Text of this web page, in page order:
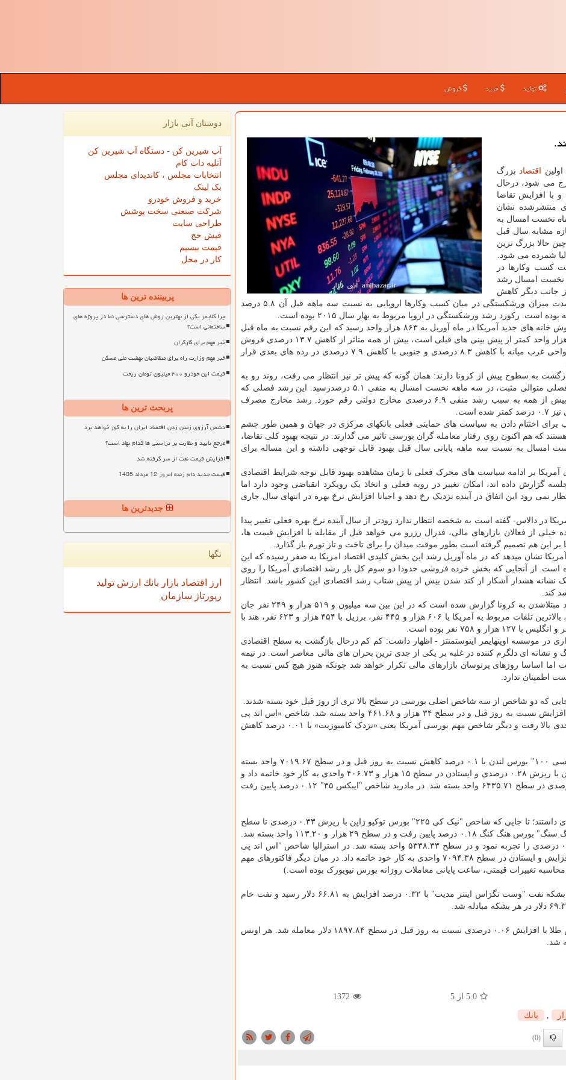
تولید خرید فروش
اقتصادبزرگ
می شود، درحال
با افزایش تقاضا
منتشرشده نشان
نخست امسال به
مشابه سال قبل
میدهد. چین حالا بزرگ ترین
شمرده می شود.
کسب وکارها در
نخست امسال رشد
بوده است. از جانب دیگر کاهش
مخارج مصرف کنندگان سبب شده تا طی همین مدت میزان ورشکستگی در میان کسب وکارها اروپایی به نسبت سه ماهه قبل آن ۵.۸ درصد
رکورد رشد ورشکستگی در اروپا مربوط به بهار سال ۲۰۱۵ بوده است.
با وجود افزایش سطح کارهای اقتصادی، میزان فروش خانه های جدید آمریکا در ماه آوریل به ۸۶۳ هزار واحد رسید که این رقم نسبت به ماه قبل
آن ۵.۹ درصد کاهش یافته است. این رقم که ۱۲۷ هزار واحد کمتر از پیش بینی های قبلی است، بیش از همه متاثر از کاهش ۱۳.۷ درصدی فروش
خانه در مناطق شمال شرقی رقم خورده است. نواحی غرب میانه با کاهش ۸.۳ درصدی و جنوبی با کاهش ۷.۹ درصدی در رده های بعدی قرار
به سطوح پیش از کرونا دارند: همان گونه که پیش تر نیز انتظار می رفت، روند رو به
رشد اقتصاد ژاپن متوقف گردید و بعد از دو رشد فصلی متوالی مثبت، در سه ماهه نخست امسال به منفی ۵.۱ درصدرسید. این رشد فصلی که
۷.۴ درصد کمتر از رشد دوره مشابه قبل است، بیش از همه به سبب رشد منفی ۶.۹ درصدی مخارج دولتی رقم خورد. رشد مخارج مصرف
برای اختتام دادن به سیاست های حمایتی فعلی بانکهای مرکزی در جهان و همین طور چشم
که هم اکنون روی رفتار معامله گران بورسی تاثیر می گذارند. در نتیجه بهبود کلی تقاضا،
امسال به نسبت سه ماهه پایانی سال قبل بهبود قابل توجهی داشته و این مساله برای
آمریکا بر ادامه سیاست های محرک فعلی تا زمان مشاهده بهبود قابل توجه شرایط اقتصادی
گزارش داده اند، امکان تغییر در رویه فعلی و اتخاذ یک رویکرد انقباضی وجود دارد اما
نمی رود این اتفاق در آینده نزدیک رخ دهد و احیانا افزایش نرخ بهره در انتهای سال جاری
در دالاس- گفته است به شخصه انتظار ندارد زودتر از سال آینده نرخ بهره فعلی تغییر پیدا
از فعالان بازارهای مالی، فدرال رزرو می خواهد قبل از مقابله با افزایش قیمت ها،
بر این هم تصمیم گرفته است بطور موقت میدان را برای تاخت و تاز تورم باز گذارد.
نشان میدهد که در ماه آوریل رشد این بخش کلیدی اقتصاد امریکا به صفر رسیده که این
است. از آنجایی که بخش خرده فروشی حدودا دو سوم کل بار رشد اقتصادی آمریکا را روی
هشدار آشکار از کند شدن بیش از پیش شتاب رشد اقتصادی این کشور باشد. انتظار
کند.
تا حالا بیش از ۱۶۹ میلیون و ۴۲۵ هزار و ۹۱۲ مورد مبتلاشدن به کرونا گزارش شده است که در این بین سه میلیون و ۵۱۹ هزار و ۲۴۹ نفر جان
خودرا از دست داده اند. در میان کشورهای مختلف، بالاترین تلفات مربوط به آمریکا با ۶۰۶ هزار و ۴۴۵ نفر، برزیل با ۴۵۴ هزار و ۶۲۳ نفر، هند با
در موسسه اوپنهایمر اینوستمنتز - اظهار داشت: کم کم درحال بازگشت به سطح اقتصادی
نشانه ای دلگرم کننده در غلبه بر یکی از جدی ترین بحران های مالی معاصر است. در نیمه
اما اساسا روزهای پرنوسان بازارهای مالی تکرار خواهد شد چونکه هنوز هیچ کس نسبت به
اطمینان ندارد.
جایی که دو شاخص از سه شاخص اصلی بورسی در سطح بالا تری از روز قبل خود بسته شدند.
شاخص «داوجونز ایدانستریال اوریج» با ۰.۴ درصد افزایش نسبت به روز قبل و در سطح ۳۴ هزار و ۴۶۱.۶۸ واحد بسته شد. شاخص «اس اند پی
۵۰۰» با ۰.۱۴ درصد افزایش تا سطح ۴۲۰۱.۷۸ واحدی بالا رفت و دیگر شاخص مهم بورسی آمریکا یعنی «نزدک کامپوزیت» با ۰.۰۱ درصد کاهش
در اروپا، شاخص "فوتسی ۱۰۰" بورس لندن با ۰.۱ درصد کاهش نسبت به روز قبل و در سطح ۷۰۱۹.۶۷ واحد بسته
شد. شاخص "دکس ۳۰" بورس فرانکفورت در آلمان با ریزش ۰.۲۸ درصدی و ایستادن در سطح ۱۵ هزار و ۴۰۶.۷۳ واحدی به کار خود خاتمه داد و
شاخص "کک ۴۰" بورس پاریس با پیشروی ۰.۶۹ درصدی در سطح ۶۴۳۵.۷۱ واحد بسته شد. در مادرید شاخص "ایبکس ۳۵" ۰.۱۲ درصد پایین رفت
در معاملات بورس های آسیا، شاخص ها عملکرد بدی داشتند؛ تا جایی که شاخص "نیک کی ۲۲۵" بورس توکیو ژاپن با ریزش ۰.۳۳ درصدی تا سطح
۲۸ هزار و ۶۴۲.۱۹ واحدی پایین رفت. شاخص "هانگ سنگ" بورس هنگ کنگ ۰.۱۸ درصد پایین رفت و در سطح ۲۹ هزار و ۱۱۳.۲۰ واحد بسته شد.
در چین شاخص "شانگهای کامپوزیت" افزایش ۰.۳۳ درصدی را تجربه نمود و در سطح ۵۳۳۸.۳۳ واحد بسته شد. در استرالیا شاخص "اس اند پی
اس اند ایکس ۲۰۰" بورس سیدنی با ۰.۰۳ درصد افزایش و ایستادن در سطح ۷۰۹۴.۳۸ واحدی به کار خود خاتمه داد. در میان دیگر فاکتورهای مهم
تغییرات قیمتی، ساعت پایانی معاملات روزانه بورس نیویورک بوده است.)
در بازار طلای سیاه روند قیمت ها صعودی بود. هر بشکه نفت "وست تگزاس اینتر مدیت" با ۰.۳۲ درصد افزایش به ۶۶.۸۱ دلار رسید و نفت خام
همین طور در بازار فلزات گران بها، بهای هر اونس طلا با افزایش ۰.۰۶ درصدی نسبت به روز قبل در سطح ۱۸۹۷.۸۴ دلار معامله شد. هر اونس
5.0 از 5 1372
بانك
(0)
دوستان آنی بازار
آب شیرین کن - دستگاه آب شیرین کن
آتلیه دات کام
انتخابات مجلس ، کاندیدای مجلس
بک لینک
خرید و فروش خودرو
شرکت صنعتی سخت پوشش
طراحی سایت
فیش حج
قیمت بیسیم
کار در محل
پربیننده ترین ها
چرا کلایمر یکی از بهترین روش های دسترسی نما در پروژه های
ساختمانی است؟
خبر مهم برای کارگران
خبر مهم وزارت راه برای متقاضیان نهضت ملی مسکن
قیمت این خودرو ۳۰۰ میلیون تومان ریخت
پربحث ترین ها
دشمن آرزوی زمین زدن اقتصاد ایران را به گور خواهد برد
مرجع تأیید و نظارت بر تراستی ها کدام نهاد است؟
افزایش قیمت نفت از سر گرفته شد
قیمت جدید دام زنده امروز 12 مرداد 1405
جدیدترین ها
تگها
ارز اقتصاد بازار بانك ارزش تولید
رپورتاژ سازمان